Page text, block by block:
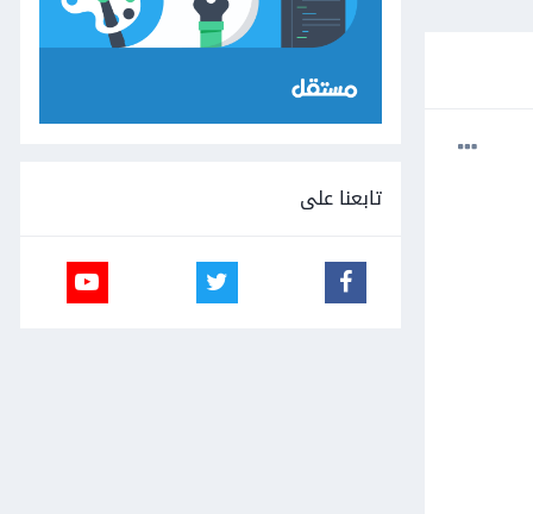
تابعنا على